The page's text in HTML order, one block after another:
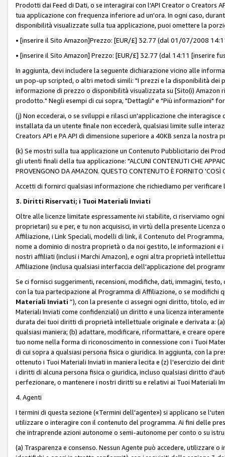
Prodotti dai Feed di Dati, o se interagirai con l'API Creator o Creators
tua applicazione con frequenza inferiore ad un'ora. In ogni caso,
disponibilità visualizzate sulla tua applicazione, puoi omettere la
• [inserire il Sito Amazon]Prezzo: [EUR/£] 32.77 (dal 01/07/2008
• [inserire il Sito Amazon] Prezzo: [EUR/£] 32.77 (dal 14:11 [inserire
In aggiunta, devi includere la seguente dichiarazione vicino alle
un pop-up scripted, o altri metodi simili: "I prezzi e la disponibilità
informazione di prezzo o disponibilità visualizzata su [Sito(i)
prodotto." Negli esempi di cui sopra, "Dettagli" e "Più informazioni"
(j) Non eccederai, o se sviluppi e rilasci un'applicazione che interagisce
installata da un utente finale non eccederà, qualsiasi limite sulle
Creators API e PA API di dimensione superiore a 40KB senza la nostra
(k) Se mostri sulla tua applicazione un Contenuto Pubblicitario dei
gli utenti finali della tua applicazione: "ALCUNI CONTENUTI CHE
PROVENGONO DA AMAZON. QUESTO CONTENUTO È FORNITO
Accetti di fornirci qualsiasi informazione che richiediamo per
3. Diritti Riservati; i Tuoi Materiali Inviati
Oltre alle licenze limitate espressamente ivi stabilite, ci riserviamo
proprietari) su e per, e tu non acquisisci, in virtù della presente
Affiliazione, i Link Speciali, modelli di link, il Contenuto del
nome a dominio di nostra proprietà o da noi gestito, le informazioni e
nostri affiliati (inclusi i Marchi Amazon), e ogni altra proprietà
Affiliazione (inclusa qualsiasi interfaccia dell'applicazione del
Se ci fornisci suggerimenti, recensioni, modifiche, dati, immagini,
con la tua partecipazione al Programma di Affiliazione, o se modifichi
Materiali Inviati ”), con la presente ci assegni ogni diritto, titolo, ed
Materiali Inviati come confidenziali) un diritto e una licenza
durata dei tuoi diritti di proprietà intellettuale originale e derivata a:
qualsiasi maniera; (b) adattare, modificare, riformattare, e creare
tuo nome nella forma di riconoscimento in connessione con i Tuoi
di cui sopra a qualsiasi persona fisica o giuridica. In aggiunta, con la
ottenuto i Tuoi Materiali Inviati in maniera lecita e (z) l'esercizio dei
i diritti di alcuna persona fisica o giuridica, incluso qualsiasi diritto
perfezionare, o mantenere i nostri diritti su e relativi ai Tuoi Materiali
4. Agenti
I termini di questa sezione («Termini dell'agente») si applicano se
utilizzare o interagire con il contenuto del programma. Ai fini delle
che intraprende azioni autonome o semi-autonome per conto o su
(a) Trasparenza e consenso. Nessun Agente può accedere, utilizzare